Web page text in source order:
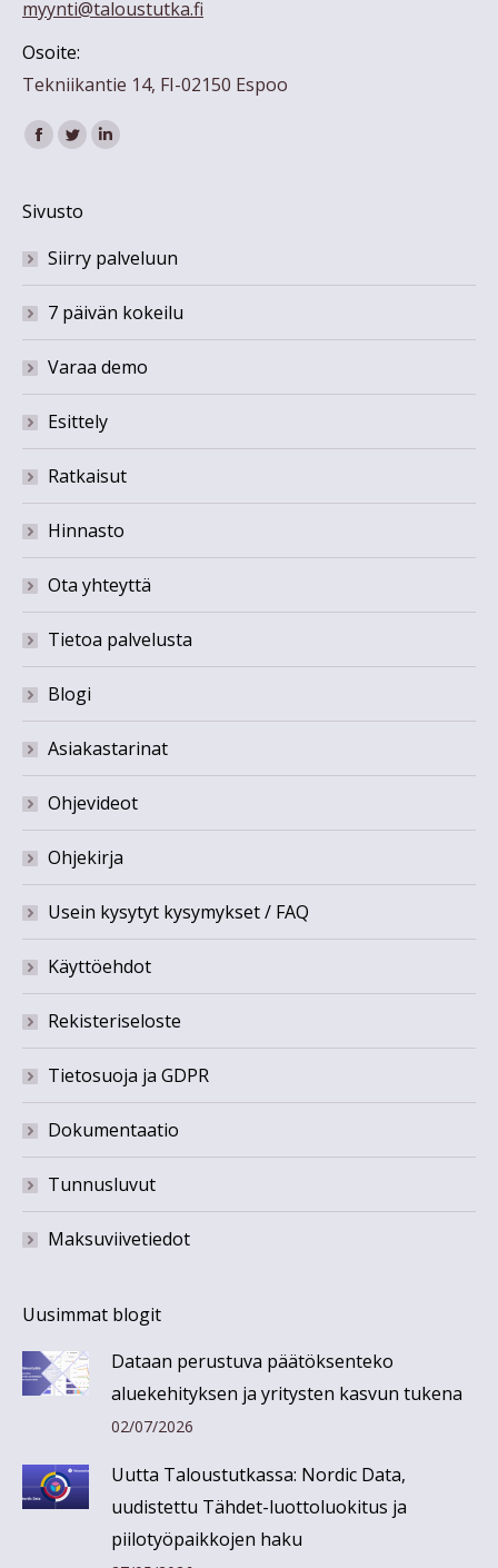
myynti@taloustutka.fi
Osoite:
Tekniikantie 14, FI-02150 Espoo
Find us on:
Facebook
TwitterLinkedin
Sivusto
Siirry palveluun
7 päivän kokeilu
Varaa demo
Esittely
Ratkaisut
Hinnasto
Ota yhteyttä
Tietoa palvelusta
Blogi
Asiakastarinat
Ohjevideot
Ohjekirja
Usein kysytyt kysymykset / FAQ
Käyttöehdot
Rekisteriseloste
Tietosuoja ja GDPR
Dokumentaatio
Tunnusluvut
Maksuviivetiedot
Uusimmat blogit
Dataan perustuva päätöksenteko
aluekehityksen ja yritysten kasvun tukena
02/07/2026
Uutta Taloustutkassa: Nordic Data,
uudistettu Tähdet-luottoluokitus ja
piilotyöpaikkojen haku